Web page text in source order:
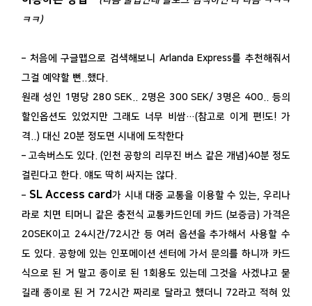
ㅋㅋ)
– 처음에 구글맵으로 검색해보니 Arlanda Express를 추천해줘서
그걸 예약할 뻔..했다.
원래 성인 1명당 280 SEK.. 2명은 300 SEK/ 3명은 400.. 등의
할인옵션도 있었지만 그래도 너무 비쌈…(참고로 이게 편!도! 가
격..) 대신 20분 정도면 시내에 도착한다
– 고속버스도 있다. (인천 공항의 리무진 버스 같은 개념)40분 정도
걸린다고 한다. 얘도 딱히 싸지는 않다.
– SL Access card가 시내 대중 교통을 이용할 수 있는, 우리나
라로 치면 티머니 같은 충전식 교통카드인데 카드 (보증금) 가격은
20SEK이고 24시간/72시간 등 여러 옵션을 추가해서 사용할 수
도 있다. 공항에 있는 인포메이션 센터에 가서 문의를 하니까 카드
식으로 된 거 말고 종이로 된 1회용도 있는데 그것을 사겠냐고 묻
길래 종이로 된 거 72시간 짜리로 달라고 했더니 72라고 적혀 있